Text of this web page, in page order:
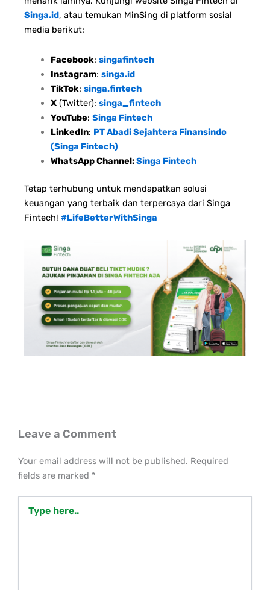
Singa.id, atau temukan MinSing di platform sosial
media berikut:
Facebook: singafintech
Instagram: singa.id
TikTok: singa.fintech
X(Twitter): singa_fintech
YouTube: Singa Fintech
LinkedIn: PT Abadi Sejahtera Finansindo
(Singa Fintech)
WhatsApp Channel:Singa Fintech
Tetap terhubung untuk mendapatkan solusi
keuangan yang terbaik dan terpercaya dari Singa
Fintech! #LifeBetterWithSinga
Leave a Comment
Your email address will not be published. Required
fields are marked *
here..